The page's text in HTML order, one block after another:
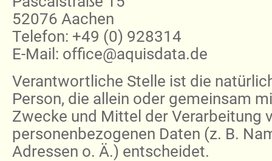
52076 Aachen
Telefon: +49 (0) 928314
E-Mail: office@aquisdata.de
Verantwortliche Stelle ist die
Person, die allein oder gemeinsam
Zwecke und Mittel der Verarbeitung
personenbezogenen Daten (z. B.
Adressen o. Ä.) entscheidet.